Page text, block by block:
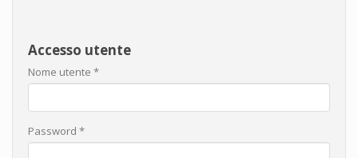
Accesso utente
Nome utente *
Password *